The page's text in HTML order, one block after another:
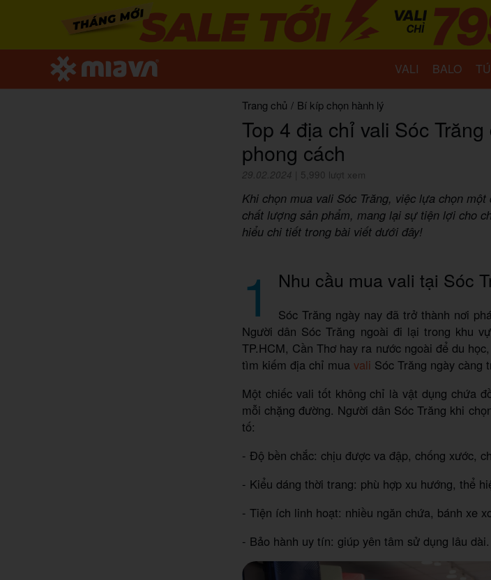
VALI BALO
Trang chủ / Bí kíp chọn hành lý
Top 4 địa chỉ vali Sóc
phong cách
29.02.2024 5,990 lượt xem
Khi chọn mua vali Sóc Trăng, việc lựa chọn
chất lượng sản phẩm, mang lại sự tiện lợi cho
hiểu chi tiết trong bài viết dưới đây!
1 Nhu cầu mua vali tại Sóc
Sóc Trăng ngày nay đã trở thành nơi
Người dân Sóc Trăng ngoài đi lại trong khu
TP.HCM, Cần Thơ hay ra nước ngoài để du
tìm kiếm địa chỉ mua vali Sóc Trăng ngày càng
Một chiếc vali tốt không chỉ là vật dụng chứa
mỗi chặng đường. Người dân Sóc Trăng khi
tố:
- Độ bền chắc: chịu được va đập, chống xước,
- Kiểu dáng thời trang: phù hợp xu hướng, thể
- Tiện ích linh hoạt: nhiều ngăn chứa, bánh xe
- Bảo hành uy tín: giúp yên tâm sử dụng lâu dài.